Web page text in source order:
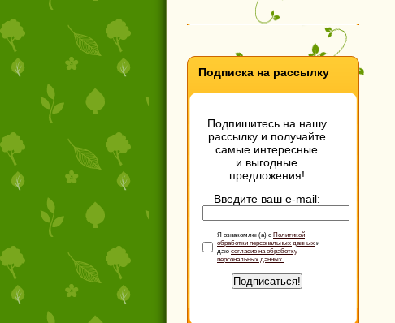
Подписка на рассылку
Подпишитесь на нашу
рассылку и получайте
самые интересные
и выгодные
предложения!
Введите ваш e-mail:
Я ознакомлен(а) с Политикой
обработки персональных данных и
даю согласие на обработку
персональных данных.
Подписаться!